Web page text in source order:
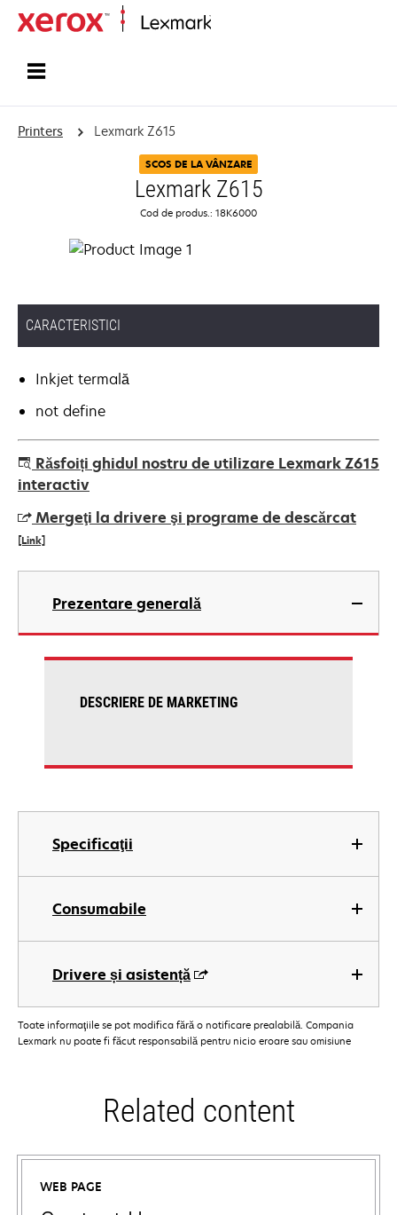
Printers Lexmark Z615
SCOS DE LA VÂNZARE
Lexmark Z615
Cod de produs.: 18K6000
CARACTERISTICI
Inkjet termală
not define
Răsfoiți ghidul nostru de utilizare Lexmark Z615
interactiv
Mergeţi la drivere şi programe de descărcat
[Link]
opens
new
Prezentare generală
Specificaţii
Consumabile
Drivere și asistență
DESCRIERE DE MARKETING
Toate informaţiile se pot modifica fără o notificare prealabilă. Compania
Lexmark nu poate fi făcut responsabilă pentru nicio eroare sau omisiune
Related content
WEB PAGE